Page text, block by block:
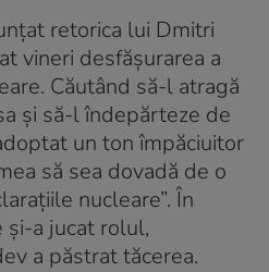
retorica lui Dmitri
vineri desfăşurarea a
Căutând să-l atragă
și să-l îndepărteze de
un ton împăciuitor
să sea dovadă de o
nucleare”. În
și-a jucat rolul,
a păstrat tăcerea.